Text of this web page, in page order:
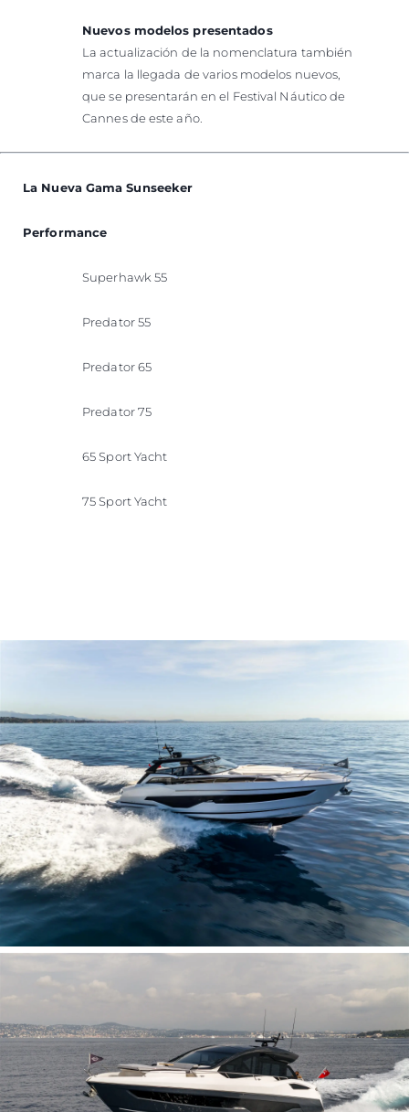
Nuevos modelos presentados
La actualización de la nomenclatura también
marca la llegada de varios modelos nuevos,
que se presentarán en el Festival Náutico de
Cannes de este año.
La Nueva Gama Sunseeker
Performance
Superhawk 55
Predator 55
Predator 65
Predator 75
65 Sport Yacht
75 Sport Yacht